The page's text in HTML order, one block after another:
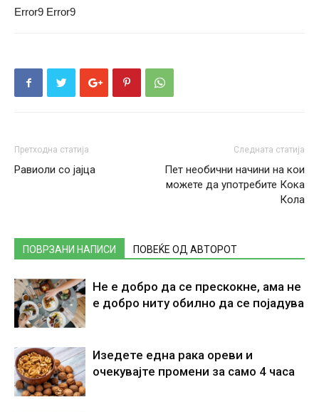
Error9 Error9
Претходна статија
Равиоли со јајца
Следната статија
Пет необични начини на кои
можете да употребите Кока
Кола
ПОВРЗАНИ НАПИСИ ПОВЕЌЕ ОД АВТОРОТ
Не е добро да се прескокне, ама не
е добро ниту обилно да се појадува
Изедете една рака ореви и
очекувајте промени за само 4 часа